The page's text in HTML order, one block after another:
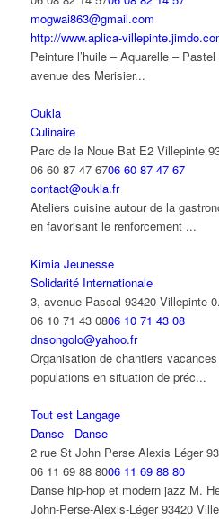
mogwai863@gmail.com
http://www.aplica-
Peinture l’huile – Aquarelle –
avenue des Merisier...
Oukla
Culinaire
Parc de la Noue Bat E2 Villepinte
06 60 87 47 6706 60 87 47 67
contact@oukla.fr
Ateliers cuisine autour de la
en favorisant le renforcement ...
Kimia Jeunesse
Solidarité Internationale
3, avenue Pascal 93420 Villepinte
06 10 71 43 0806 10 71 43 08
dnsongolo@yahoo.fr
Organisation de chantiers
populations en situation de préc...
Tout est Langage
Danse
Danse
2 rue St John Perse Alexis Léger
06 11 69 88 8006 11 69 88 80
Danse hip-hop et modern jazz M.
John-Perse-Alexis-Léger 93420